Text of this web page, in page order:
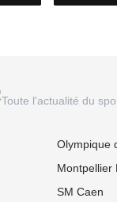
Toute l'actualité du
Olympique
Montpellier
SM Caen